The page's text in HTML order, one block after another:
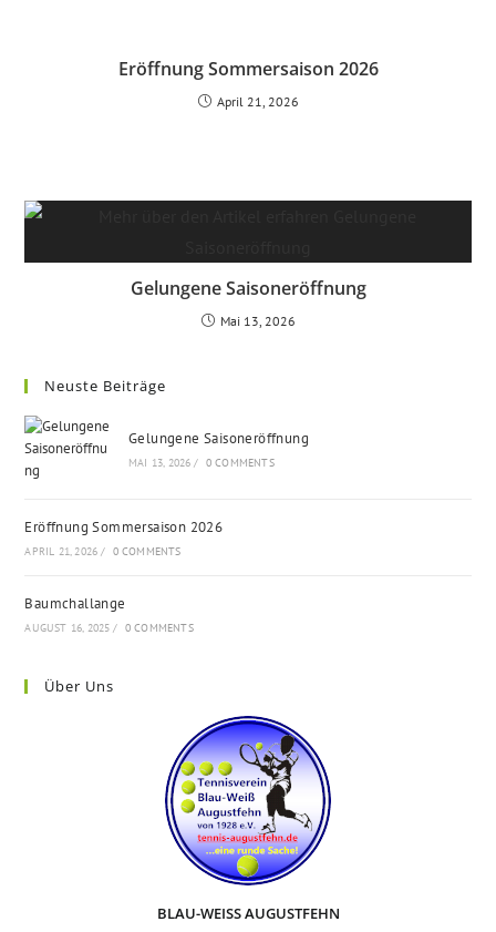
Eröffnung Sommersaison 2026
April 21, 2026
Gelungene Saisoneröffnung
Mai 13, 2026
Neuste Beiträge
Gelungene Saisoneröffnung
MAI 13, 2026 / 0 COMMENTS
Eröffnung Sommersaison 2026
APRIL 21, 2026 / 0 COMMENTS
Baumchallange
AUGUST 16, 2025 / 0 COMMENTS
Über Uns
BLAU-WEISS AUGUSTFEHN